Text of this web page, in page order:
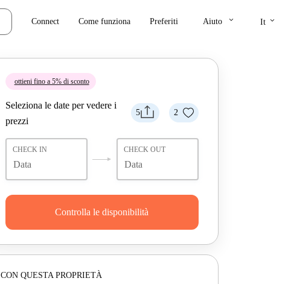
Connect Come funziona Preferiti Aiuto keyboard_arrow_down It keyboard_arrow_down
ottieni fino a 5% di sconto
5 2
Seleziona le date per vedere i
prezzi
CHECK IN CHECK OUT
Controlla le disponibilità
CON QUESTA PROPRIETÀ